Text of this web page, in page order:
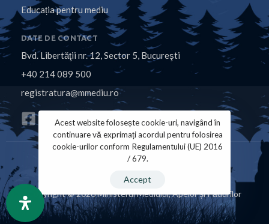
Educația pentru mediu
DATE DE CONTACT
Bvd. Libertăţii nr. 12, Sector 5, Bucureşti
+40 214 089 500
registratura@mmediu.ro
Copyright © 2026 Ministerul Mediului, Apelor și Pădurilor
Acest website folosește cookie-uri, navigând în
continuare vă exprimați acordul pentru folosirea
cookie-urilor conform Regulamentului (UE) 2016
/ 679.
Accept